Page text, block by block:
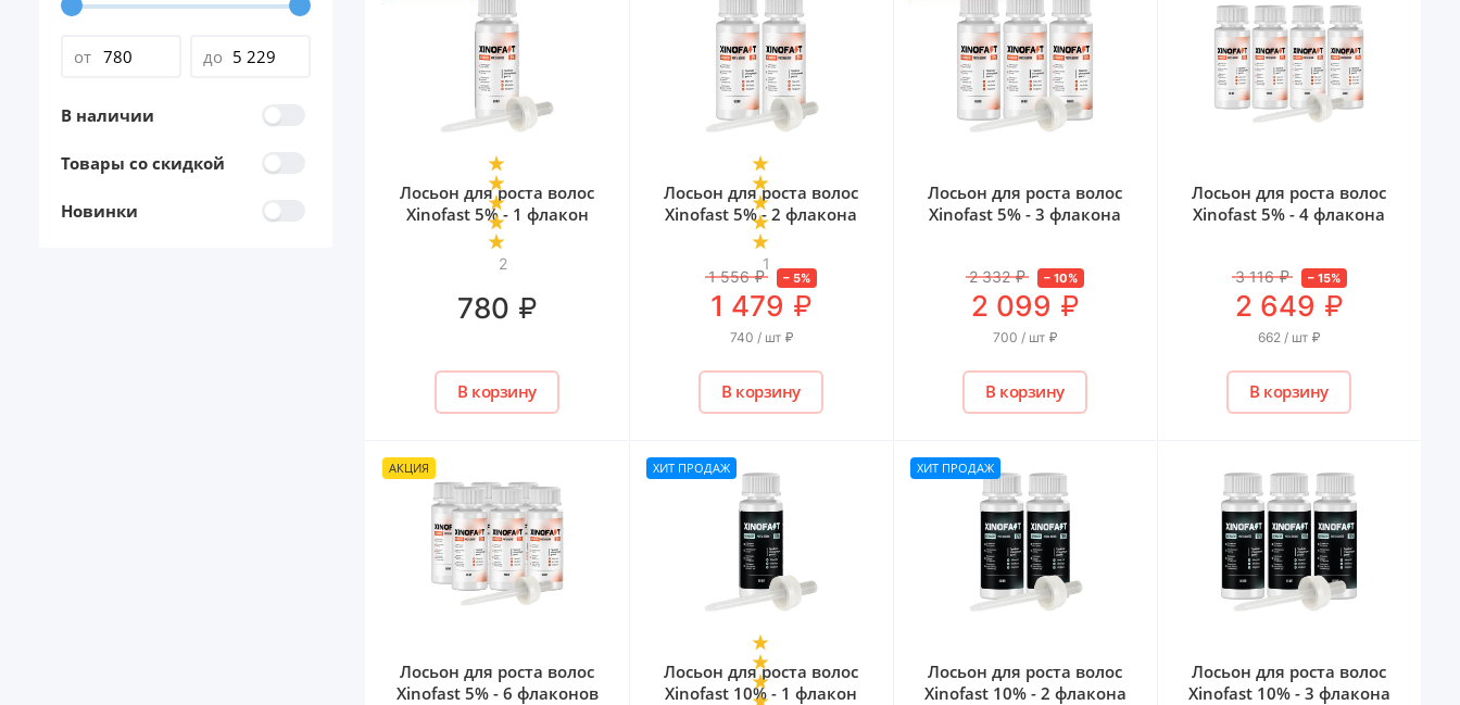
от до
В наличии
Товары со скидкой
Новинки
2
Лосьон для роста волос
Xinofast 5% - 1 флакон
780 ₽
В корзину
1
Лосьон для роста волос
Xinofast 5% - 2 флакона
1 556 ₽ – 5%
1 479 ₽
740 / шт ₽
В корзину
Лосьон для роста волос
Xinofast 5% - 3 флакона
2 332 ₽ – 10%
2 099 ₽
700 / шт ₽
В корзину
Лосьон для роста волос
Xinofast 5% - 4 флакона
3 116 ₽ – 15%
2 649 ₽
662 / шт ₽
В корзину
АКЦИЯ
Лосьон для роста волос
Xinofast 5% - 6 флаконов
ХИТ ПРОДАЖ
Лосьон для роста волос
Xinofast 10% - 1 флакон
ХИТ ПРОДАЖ
Лосьон для роста волос
Xinofast 10% - 2 флакона
Лосьон для роста волос
Xinofast 10% - 3 флакона